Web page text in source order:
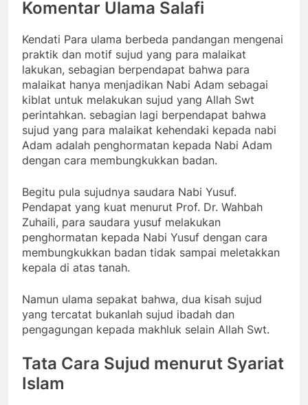
Komentar Ulama Salafi
Kendati Para ulama berbeda pandangan mengenai
praktik dan motif sujud yang para malaikat
lakukan, sebagian berpendapat bahwa para
malaikat hanya menjadikan Nabi Adam sebagai
kiblat untuk melakukan sujud yang Allah Swt
perintahkan. sebagian lagi berpendapat bahwa
sujud yang para malaikat kehendaki kepada nabi
Adam adalah penghormatan kepada Nabi Adam
dengan cara membungkukkan badan.
Begitu pula sujudnya saudara Nabi Yusuf.
Pendapat yang kuat menurut Prof. Dr. Wahbah
Zuhaili, para saudara yusuf melakukan
penghormatan kepada Nabi Yusuf dengan cara
membungkukkan badan tidak sampai meletakkan
kepala di atas tanah.
Namun ulama sepakat bahwa, dua kisah sujud
yang tercatat bukanlah sujud ibadah dan
pengagungan kepada makhluk selain Allah Swt.
Tata Cara Sujud menurut Syariat
Islam